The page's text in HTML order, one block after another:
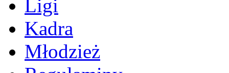
Ligi
Kadra
Młodzież